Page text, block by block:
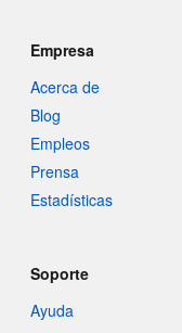
Empresa
Acerca de
Blog
Empleos
Prensa
Estadísticas
Soporte
Ayuda